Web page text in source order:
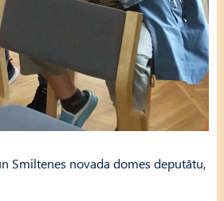
Smiltenes novada domes deputātu,